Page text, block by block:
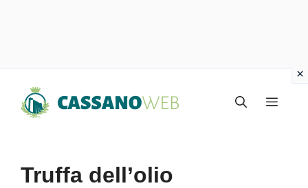
Menu
Truffa dell’olio